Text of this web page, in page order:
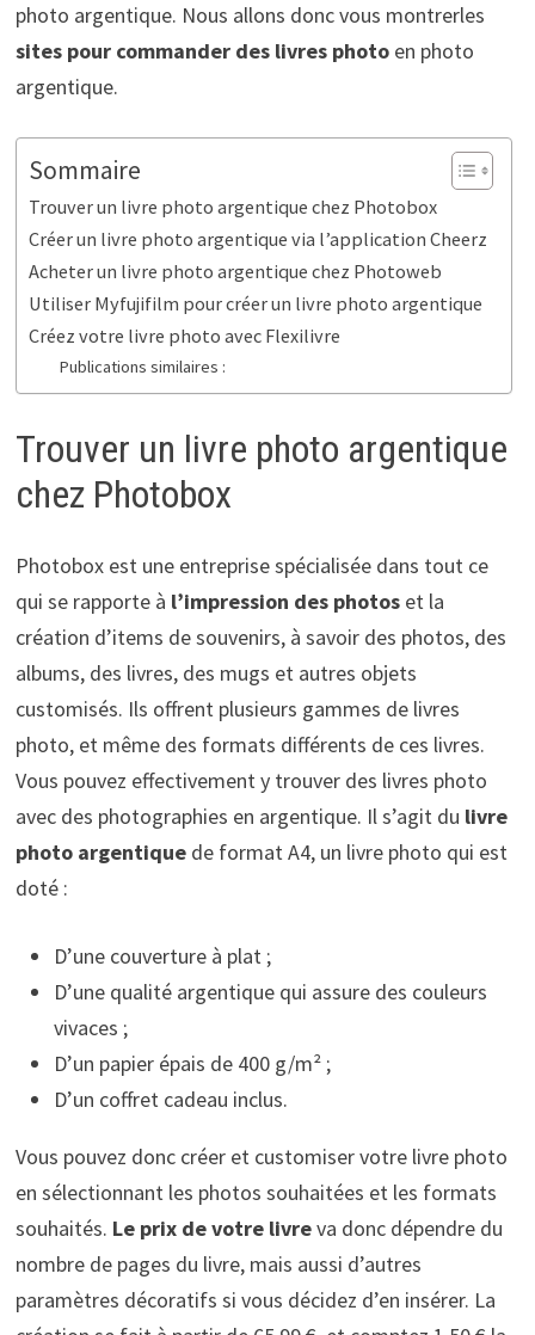
photo argentique. Nous allons donc vous montrerles
sites pour commander des livres photoen photo
argentique.
Sommaire
Trouver un livre photo argentique chez Photobox
Créer un livre photo argentique via l’application Cheerz
Acheter un livre photo argentique chez Photoweb
Utiliser Myfujifilm pour créer un livre photo argentique
Créez votre livre photo avec Flexilivre
Publications similaires :
Trouver un livre photo argentique
chez Photobox
Photobox est une entreprise spécialisée dans tout ce
qui se rapporte à l’impression des photos et la
création d’items de souvenirs, à savoir des photos, des
albums, des livres, des mugs et autres objets
customisés. Ils offrent plusieurs gammes de livres
photo, et même des formats différents de ces livres.
Vous pouvez effectivement y trouver des livres photo
avec des photographies en argentique. Il s’agit du livre
photo argentique de format A4, un livre photo qui est
doté :
D’une couverture à plat ;
D’une qualité argentique qui assure des couleurs
vivaces ;
D’un papier épais de 400 g/m² ;
D’un coffret cadeau inclus.
Vous pouvez donc créer et customiser votre livre photo
en sélectionnant les photos souhaitées et les formats
souhaités. Le prix de votre livreva donc dépendre du
nombre de pages du livre, mais aussi d’autres
paramètres décoratifs si vous décidez d’en insérer. La